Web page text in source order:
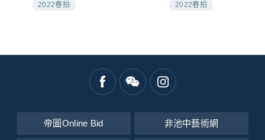
2022春拍 2022春拍
帝圖Online Bid 非池中藝術網